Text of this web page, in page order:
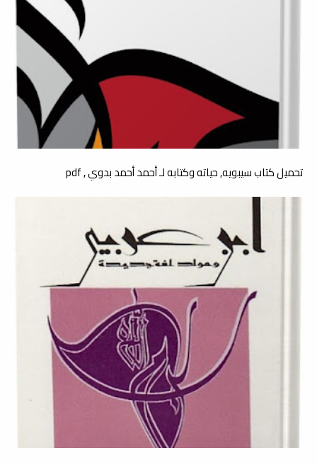
تحميل كتاب سيبويه, حياته وكتابه لـ أحمد أحمد بدوي , pdf